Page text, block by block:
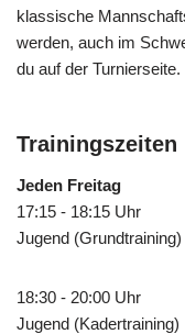
klassische
werden, auch im
du auf der Turnierseite.
Trainingszeiten
Jeden Freitag
17:15 - 18:15 Uhr
Jugend (Grundtraining)
18:30 - 20:00 Uhr
Jugend (Kadertraining)